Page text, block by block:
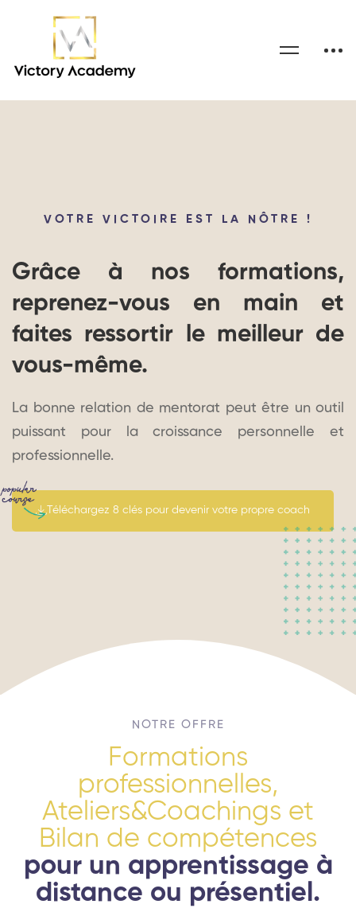
VOTRE VICTOIRE EST LA NÔTRE !
Grâce à nos formations,
reprenez-vous en main et
faites ressortir le meilleur de
vous-même.
La bonne relation de mentorat peut être un outil
puissant pour la croissance personnelle et
professionnelle.
Téléchargez 8 clés pour devenir votre propre coach
NOTRE OFFRE
Formations
professionnelles,
Ateliers&Coachings et
Bilan de compétences
pour un apprentissage à
distance ou présentiel.